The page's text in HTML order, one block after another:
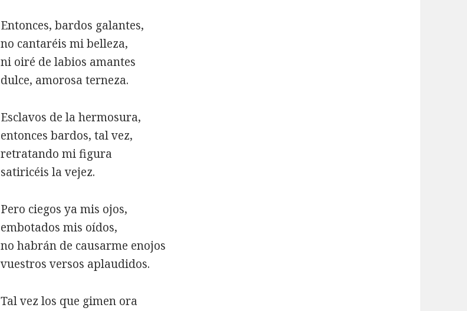
Entonces, bardos galantes,
no cantaréis mi belleza,
ni oiré de labios amantes
dulce, amorosa terneza.
Esclavos de la hermosura,
entonces bardos, tal vez,
retratando mi figura
satiricéis la vejez.
Pero ciegos ya mis ojos,
embotados mis oídos,
no habrán de causarme enojos
vuestros versos aplaudidos.
Tal vez los que gimen ora